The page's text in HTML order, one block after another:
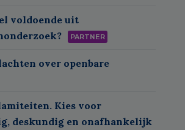
voldoende uit
PARTNER
over openbare
Kies voor
deskundig en onafhankelijk